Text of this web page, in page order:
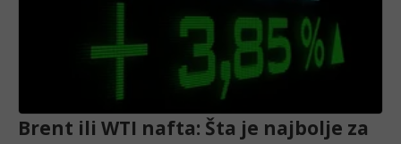
Brent ili WTI nafta: Šta je najbolje za